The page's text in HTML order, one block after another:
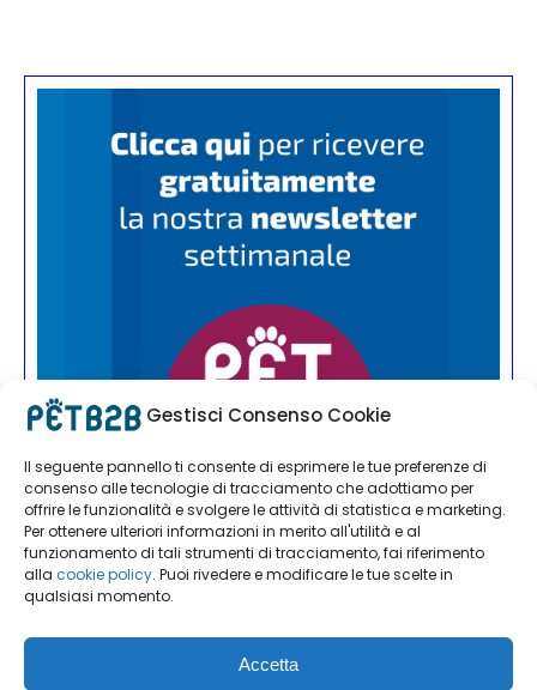
Gestisci Consenso Cookie
Il seguente pannello ti consente di esprimere le tue preferenze di
consenso alle tecnologie di tracciamento che adottiamo per
offrire le funzionalità e svolgere le attività di statistica e marketing.
Per ottenere ulteriori informazioni in merito all'utilità e al
funzionamento di tali strumenti di tracciamento, fai riferimento
alla cookie policy. Puoi rivedere e modificare le tue scelte in
qualsiasi momento.
Accetta